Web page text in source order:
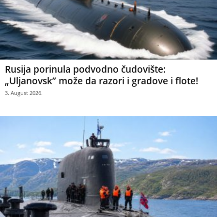
Rusija porinula podvodno čudovište:
„Uljanovsk” može da razori i gradove i flote!
3. August 2026.